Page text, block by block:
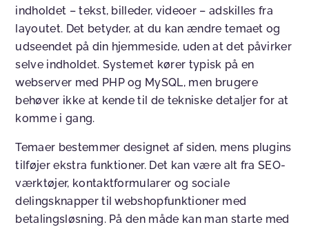
indholdet – tekst, billeder, videoer – adskilles fra
layoutet. Det betyder, at du kan ændre temaet og
udseendet på din hjemmeside, uden at det påvirker
selve indholdet. Systemet kører typisk på en
webserver med PHP og MySQL, men brugere
behøver ikke at kende til de tekniske detaljer for at
komme i gang.
Temaer bestemmer designet af siden, mens plugins
tilføjer ekstra funktioner. Det kan være alt fra SEO-
værktøjer, kontaktformularer og sociale
delingsknapper til webshopfunktioner med
betalingsløsning. På den måde kan man starte med